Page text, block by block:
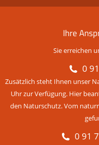
Ihre
Sie erreichen
0
Zusätzlich steht Ihnen unser
Uhr zur Verfügung. Hier
den Naturschutz. Vom
0 91